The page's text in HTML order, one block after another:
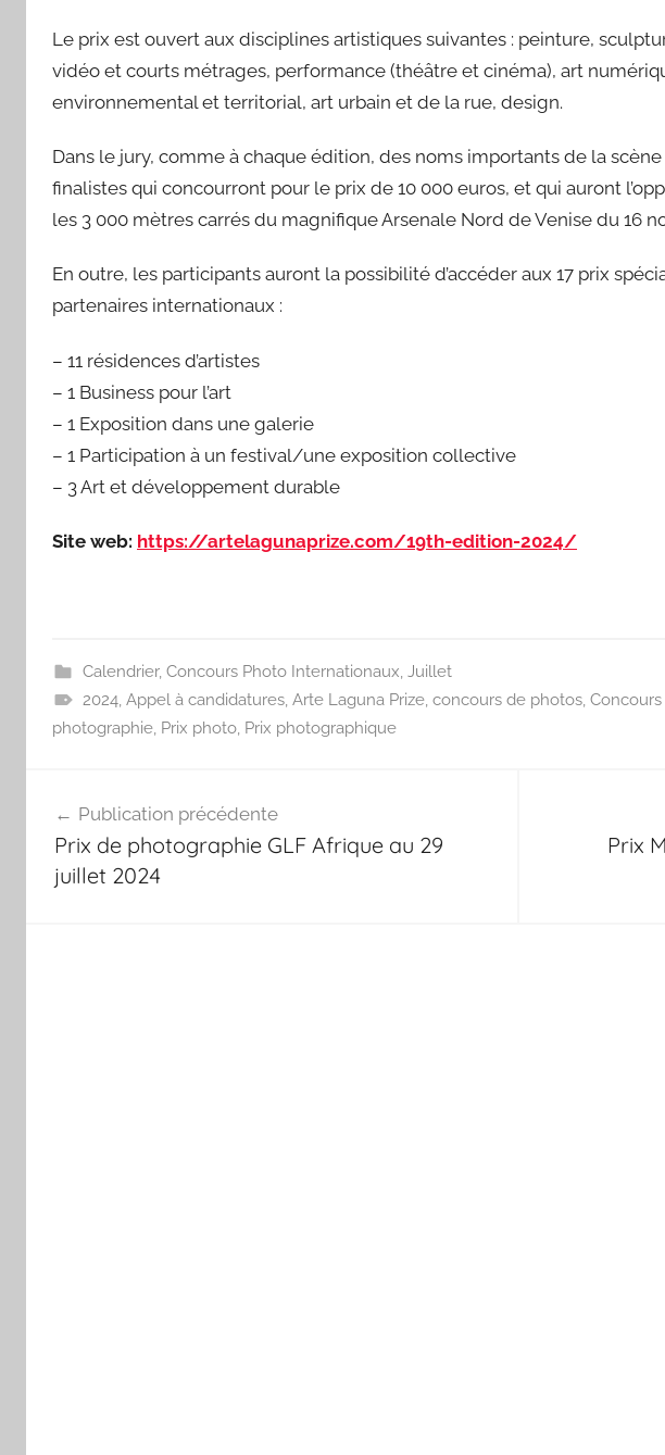
Le prix est ouvert aux disciplines artistiques suivantes : peinture,
vidéo et courts métrages, performance (théâtre et cinéma), art
environnemental et territorial, art urbain et de la rue, design.
Dans le jury, comme à chaque édition, des noms importants de la
finalistes qui concourront pour le prix de 10 000 euros, et qui auront
les 3 000 mètres carrés du magnifique Arsenale Nord de Venise du 16
En outre, les participants auront la possibilité d’accéder aux 17 prix
partenaires internationaux :
– 11 résidences d’artistes
– 1 Business pour l’art
– 1 Exposition dans une galerie
– 1 Participation à un festival/une exposition collective
– 3 Art et développement durable
Site web: https://artelagunaprize.com/19th-edition-2024/
Calendrier, Concours Photo Internationaux, Juillet
2024, Appel à candidatures, Arte Laguna Prize, concours de photos,
photographie, Prix photo, Prix photographique
de
l’article
Publication précédente
Prix ​​de photographie GLF Afrique au 29
juillet 2024
Prix